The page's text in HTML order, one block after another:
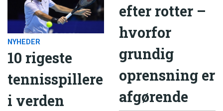
NYHEDER
10 rigeste
tennisspillere
i verden
efter rotter –
hvorfor
grundig
oprensning er
afgørende